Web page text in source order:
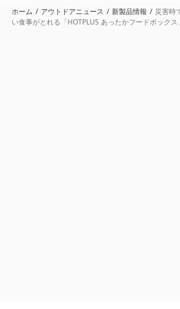
ホーム アウトドアニュース 新製品情報
災害時
い食事がとれる「HOTPLUS あったかフードボックス